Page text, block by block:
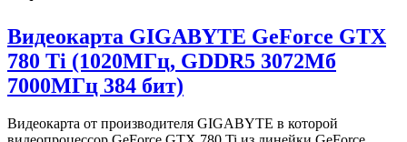
Видеокарта GIGABYTE GeForce GTX
780 Ti (1020МГц, GDDR5 3072Мб
7000МГц 384 бит)
Видеокарта от производителя GIGABYTE в которой